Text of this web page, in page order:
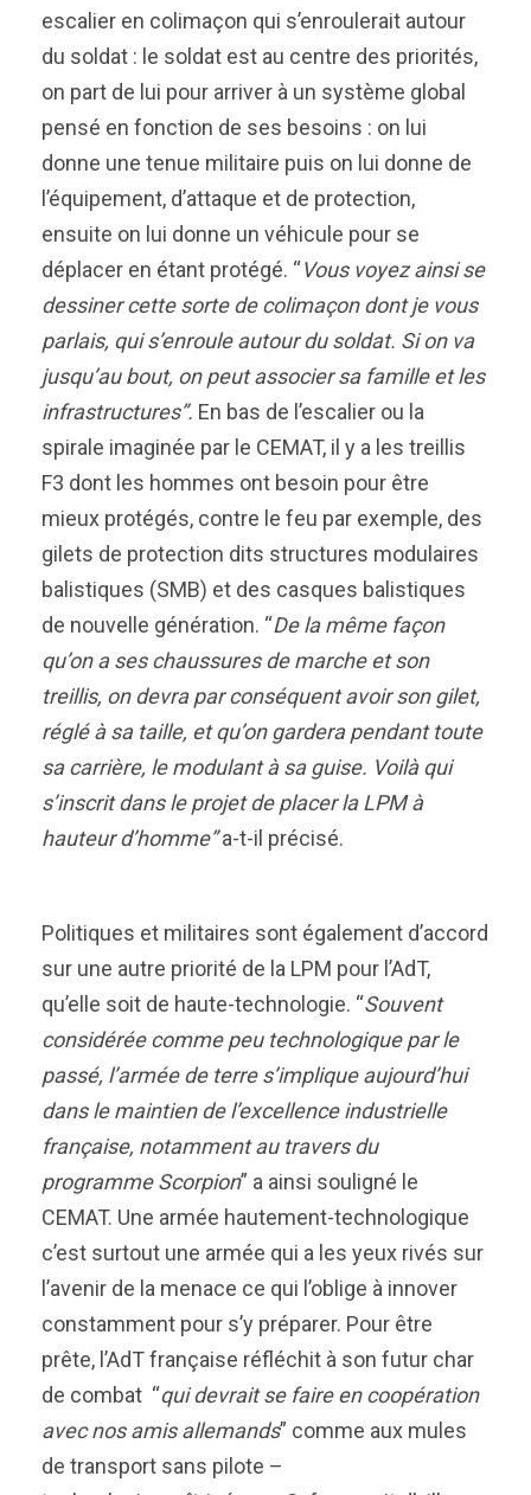
escalier en colimaçon qui s’enroulerait autour
du soldat : le soldat est au centre des priorités,
on part de lui pour arriver à un système global
pensé en fonction de ses besoins : on lui
donne une tenue militaire puis on lui donne de
l’équipement, d’attaque et de protection,
ensuite on lui donne un véhicule pour se
déplacer en étant protégé. “Vous voyez ainsi se
dessiner cette sorte de colimaçon dont je vous
parlais, qui s’enroule autour du soldat. Si on va
jusqu’au bout, on peut associer sa famille et les
infrastructures”. En bas de l’escalier ou la
spirale imaginée par le CEMAT, il y a les treillis
F3 dont les hommes ont besoin pour être
mieux protégés, contre le feu par exemple, des
gilets de protection dits structures modulaires
balistiques (SMB) et des casques balistiques
de nouvelle génération. “De la même façon
qu’on a ses chaussures de marche et son
treillis, on devra par conséquent avoir son gilet,
réglé à sa taille, et qu’on gardera pendant toute
sa carrière, le modulant à sa guise. Voilà qui
s’inscrit dans le projet de placer la LPM à
hauteur d’homme”a-t-il précisé.
Politiques et militaires sont également d’accord
sur une autre priorité de la LPM pour l’AdT,
qu’elle soit de haute-technologie. “Souvent
considérée comme peu technologique par le
passé, l’armée de terre s’implique aujourd’hui
dans le maintien de l’excellence industrielle
française, notamment au travers du
programme Scorpion” a ainsi souligné le
CEMAT. Une armée hautement-technologique
c’est surtout une armée qui a les yeux rivés sur
l’avenir de la menace ce qui l’oblige à innover
constamment pour s’y préparer. Pour être
prête, l’AdT française réfléchit à son futur char
de combat “qui devrait se faire en coopération
avec nos amis allemands” comme aux mules
de transport sans pilote –